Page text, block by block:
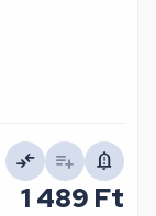
1 489 Ft